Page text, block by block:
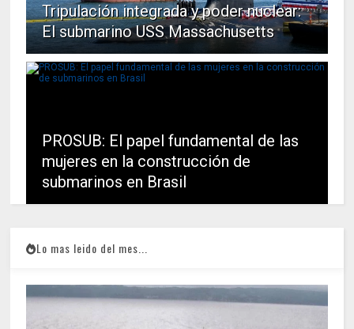
Tripulación integrada y poder nuclear:
El submarino USS Massachusetts
PROSUB: El papel fundamental de las
mujeres en la construcción de
submarinos en Brasil
Lo mas leido del mes...